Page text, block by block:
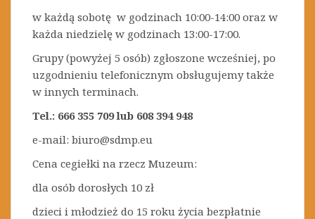
w każdą sobotę w godzinach 10:00-14:00 oraz w
każda niedzielę w godzinach 13:00-17:00.
Grupy (powyżej 5 osób) zgłoszone wcześniej, po
uzgodnieniu telefonicznym obsługujemy także
w innych terminach.
Tel.: 666 355 709 lub 608 394 948
e-mail: biuro@sdmp.eu
Cena cegiełki na rzecz Muzeum:
dla osób dorosłych 10 zł
dzieci i młodzież do 15 roku życia bezpłatnie